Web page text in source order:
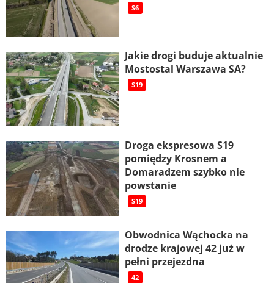
S6
Jakie drogi buduje aktualnie
Mostostal Warszawa SA?
S19
Droga ekspresowa S19
pomiędzy Krosnem a
Domaradzem szybko nie
powstanie
S19
Obwodnica Wąchocka na
drodze krajowej 42 już w
pełni przejezdna
42